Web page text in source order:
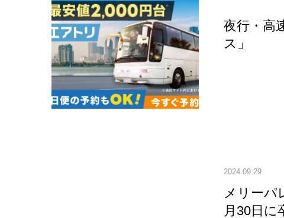
夜行・高
ス」
2024.09.29
メリーパ
月30日に